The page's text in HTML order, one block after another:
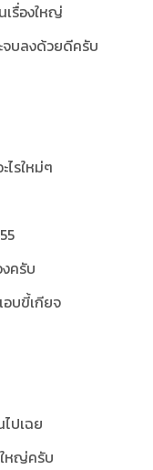
เรื่องใหญ่
ะจบลงด้วยดีครับ
ไรใหม่ๆ
ครับ
อบขี้เกียจ
ปเฉย
ใหญ่ครับ